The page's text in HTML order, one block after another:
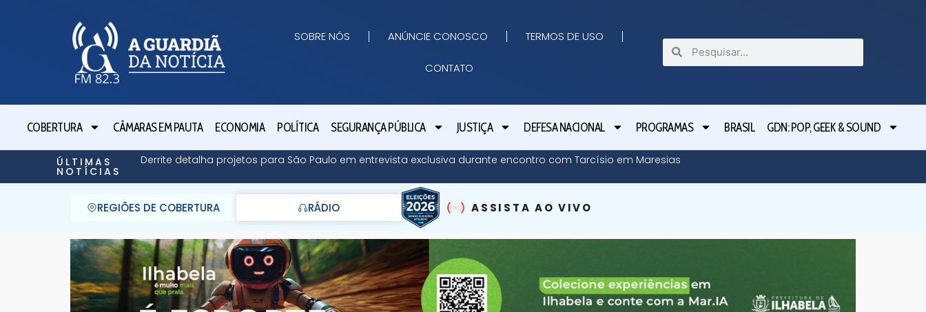
SOBRE NÓS ANÚNCIE CONOSCO TERMOS DE USO
CONTATO
COBERTURA CÂMARAS EM PAUTA ECONOMIA POLÍTICA SEGURANÇA PÚBLICA JUSTIÇA DEFESA NACIONAL PROGRAMAS BRASIL GDN: POP, GEEK & SOUND
ÚLTIMAS
NOTÍCIAS
Derrite detalha projetos para São Paulo em entrevista exclusiva durante encontro com Tarcísio em Maresias
REGIÕES DE COBERTURA RÁDIO ASSISTA AO VIVO